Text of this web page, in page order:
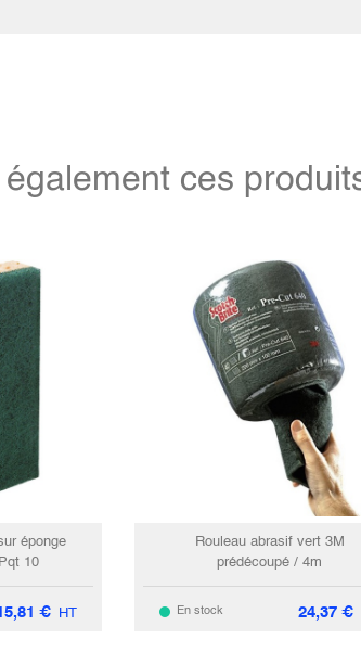
également ces
éponge
10
€ HT
Rouleau abrasif vert 3M
prédécoupé / 4m
En stock 24,37 €